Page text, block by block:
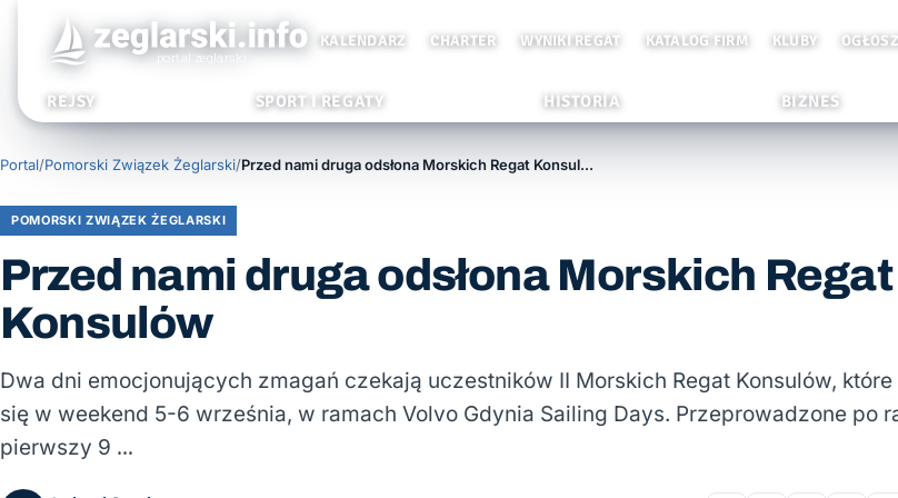
KALENDARZ CHARTER WYNIKI REGAT KATALOG FIRM KLUBY
REJSY SPORT I REGATY HISTORIA BIZNES
Portal/Pomorski Związek Żeglarski/ Przed nami druga odsłona Morskich Regat Konsulów
POMORSKI ZWIĄZEK ŻEGLARSKI
Przed nami druga odsłona Morskich Regat
Konsulów
Dwa dni emocjonujących zmagań czekają uczestników II Morskich Regat Konsulów,
się w weekend 5-6 września, w ramach Volvo Gdynia Sailing Days. Przeprowadzone po
pierwszy 9 …